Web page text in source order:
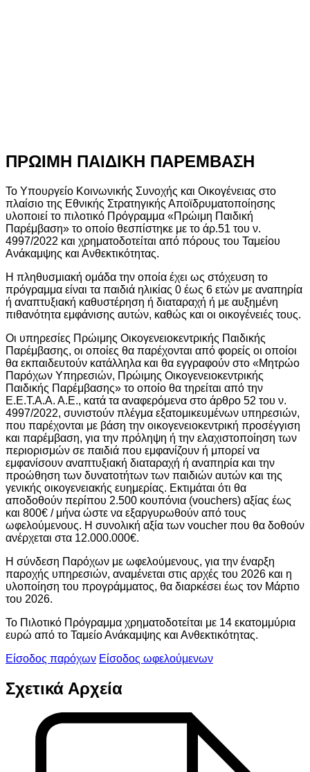
ΠΡΩΙΜΗ ΠΑΙΔΙΚΗ ΠΑΡΕΜΒΑΣΗ
Το Υπουργείο Κοινωνικής Συνοχής και Οικογένειας στο
πλαίσιο της Εθνικής Στρατηγικής Αποϊδρυματοποίησης
υλοποιεί το πιλοτικό Πρόγραμμα «Πρώιμη Παιδική
Παρέμβαση» το οποίο θεσπίστηκε με το άρ.51 του ν.
4997/2022 και χρηματοδοτείται από πόρους του Ταμείου
Ανάκαμψης και Ανθεκτικότητας.
Η πληθυσμιακή ομάδα την οποία έχει ως στόχευση το
πρόγραμμα είναι τα παιδιά ηλικίας 0 έως 6 ετών με αναπηρία
ή αναπτυξιακή καθυστέρηση ή διαταραχή ή με αυξημένη
πιθανότητα εμφάνισης αυτών, καθώς και οι οικογένειές τους.
Οι υπηρεσίες Πρώιμης Οικογενειοκεντρικής Παιδικής
Παρέμβασης, οι οποίες θα παρέχονται από φορείς οι οποίοι
θα εκπαιδευτούν κατάλληλα και θα εγγραφούν στο «Μητρώο
Παρόχων Υπηρεσιών, Πρώιμης Οικογενειοκεντρικής
Παιδικής Παρέμβασης» το οποίο θα τηρείται από την
Ε.Ε.Τ.Α.Α. Α.Ε., κατά τα αναφερόμενα στο άρθρο 52 του ν.
4997/2022, συνιστούν πλέγμα εξατομικευμένων υπηρεσιών,
που παρέχονται με βάση την οικογενειοκεντρική προσέγγιση
και παρέμβαση, για την πρόληψη ή την ελαχιστοποίηση των
περιορισμών σε παιδιά που εμφανίζουν ή μπορεί να
εμφανίσουν αναπτυξιακή διαταραχή ή αναπηρία και την
προώθηση των δυνατοτήτων των παιδιών αυτών και της
γενικής οικογενειακής ευημερίας. Εκτιμάται ότι θα
αποδοθούν περίπου 2.500 κουπόνια (vouchers) αξίας έως
και 800€ / μήνα ώστε να εξαργυρωθούν από τους
ωφελούμενους. Η συνολική αξία των voucher που θα δοθούν
ανέρχεται στα 12.000.000€.
Η σύνδεση Παρόχων με ωφελούμενους, για την έναρξη
παροχής υπηρεσιών, αναμένεται στις αρχές του 2026 και η
υλοποίηση του προγράμματος, θα διαρκέσει έως τον Μάρτιο
του 2026.
Το Πιλοτικό Πρόγραμμα χρηματοδοτείται με 14 εκατομμύρια
ευρώ από το Ταμείο Ανάκαμψης και Ανθεκτικότητας.
Είσοδος παρόχων Είσοδος ωφελούμενων
Σχετικά Αρχεία